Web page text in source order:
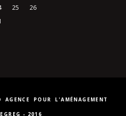
25
26
AGENCE POUR L'AMÉNAGEMENT
- 2016